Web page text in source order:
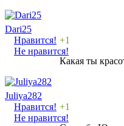
Dari25
Нравится!
Не нравится!
+1
Какая ты
Juliya282
Нравится!
Не нравится!
+1